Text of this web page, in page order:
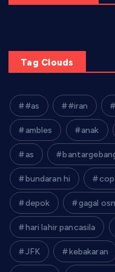
Tag Clouds
#as #iran
ambles anak
as
bundaran hi
depok gagal osn
hari lahir pancasila
JFK kebakaran